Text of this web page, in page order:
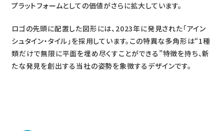
プラットフォームとしての価値がさらに拡大しています。
ロゴの先頭に配置した図形には、2023年に発見された「アイン
シュタイン・タイル」を採用しています。この特異な多角形は“1種
類だけで無限に平面を埋め尽くすことができる”特徴を持ち、新
たな発見を創出する当社の姿勢を象徴するデザインです。